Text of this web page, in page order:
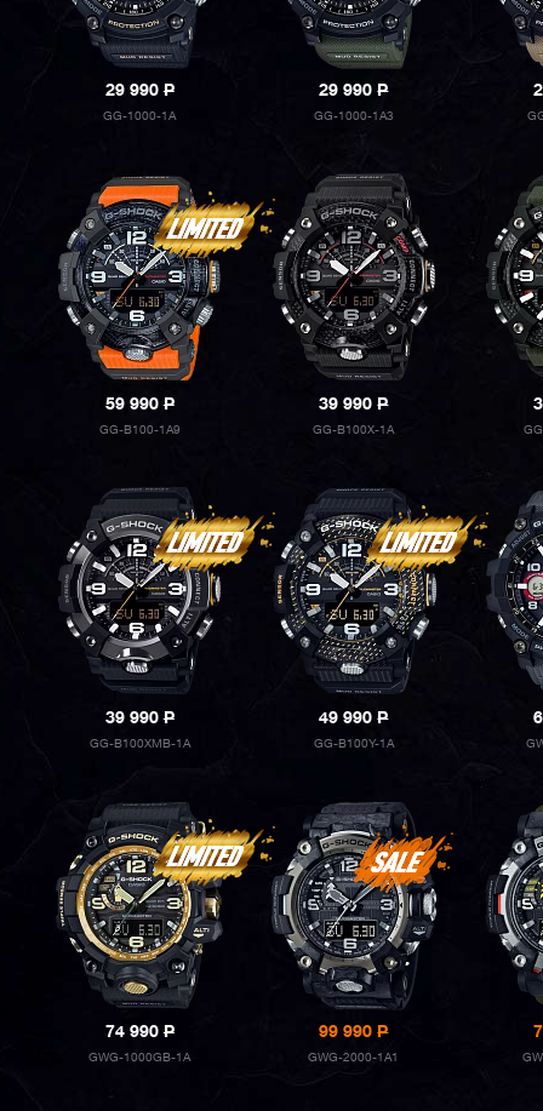
29 990P
GG-1000-1A
29 990P
GG-1000-1A3
59 990P
GG-B100-1A9
39 990P
GG-B100X-1A
39 990P
GG-B100XMB-1A
49 990P
GG-B100Y-1A
74 990P
GWG-1000GB-1A
99 990P
GWG-2000-1A1